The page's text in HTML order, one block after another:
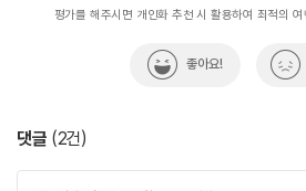
평가를 해주시면 개인화 추천 시 활용하여 최적의
좋아요!
댓글 (2건)